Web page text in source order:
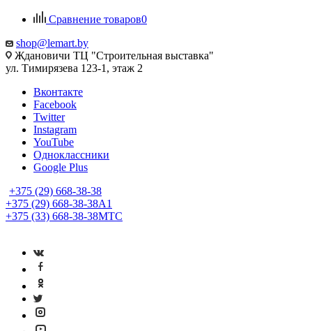
Сравнение товаров0
shop@lemart.by
Ждановичи ТЦ "Строительная выставка"
ул. Тимирязева 123-1, этаж 2
Вконтакте
Facebook
Twitter
Instagram
YouTube
Одноклассники
Google Plus
+375 (29) 668-38-38
+375 (29) 668-38-38A1
+375 (33) 668-38-38МТС